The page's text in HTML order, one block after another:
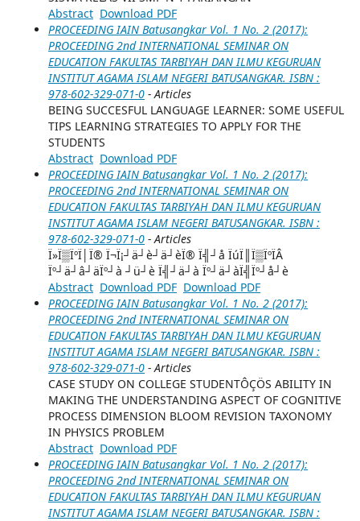
Abstract Download PDF
PROCEEDING IAIN Batusangkar Vol. 1 No. 2 (2017):
PROCEEDING 2nd INTERNATIONAL SEMINAR ON
EDUCATION FAKULTAS TARBIYAH DAN ILMU KEGURUAN
INSTITUT AGAMA ISLAM NEGERI BATUSANGKAR. ISBN :
978-602-329-071-0 - Articles
BEING SUCCESFUL LANGUAGE LEARNER: SOME USEFUL
TIPS LEARNING STRATEGIES TO APPLY FOR THE
STUDENTS
Abstract Download PDF
PROCEEDING IAIN Batusangkar Vol. 1 No. 2 (2017):
PROCEEDING 2nd INTERNATIONAL SEMINAR ON
EDUCATION FAKULTAS TARBIYAH DAN ILMU KEGURUAN
INSTITUT AGAMA ISLAM NEGERI BATUSANGKAR. ISBN :
978-602-329-071-0 - Articles
Ï»Ï▒ÏºÏ│Ï® Ï¬Ï¡┘ä┘è┘ä┘èÏ® Ï╣┘å ÏúÏ║Ï▒ÏºÏÂ
Ïº┘ä┘â┘äÏº┘à ┘ü┘è Ï╣┘ä┘à Ïº┘ä┘àÏ╣Ïº┘å┘è
Abstract Download PDF Download PDF
PROCEEDING IAIN Batusangkar Vol. 1 No. 2 (2017):
PROCEEDING 2nd INTERNATIONAL SEMINAR ON
EDUCATION FAKULTAS TARBIYAH DAN ILMU KEGURUAN
INSTITUT AGAMA ISLAM NEGERI BATUSANGKAR. ISBN :
978-602-329-071-0 - Articles
CASE STUDY ON COLLEGE STUDENTÔÇÖS ABILITY IN
MAKING THE UNDERSTANDING ASPECT OF COGNITIVE
PROCESS DIMENSION BLOOM REVISION TAXONOMY
IN PHYSICS PROBLEM
Abstract Download PDF
PROCEEDING IAIN Batusangkar Vol. 1 No. 2 (2017):
PROCEEDING 2nd INTERNATIONAL SEMINAR ON
EDUCATION FAKULTAS TARBIYAH DAN ILMU KEGURUAN
INSTITUT AGAMA ISLAM NEGERI BATUSANGKAR. ISBN :